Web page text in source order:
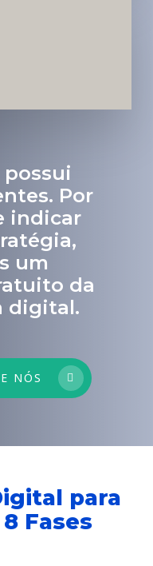
possui
Por
indicar
um
da
digital.
NÓS
para
Fases